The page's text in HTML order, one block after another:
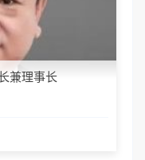
兼理事长